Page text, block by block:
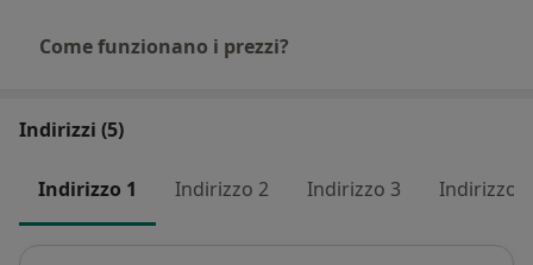
Come funzionano i prezzi?
Indirizzi (5)
Indirizzo 1 Indirizzo 2 Indirizzo 3 Indirizzo 4